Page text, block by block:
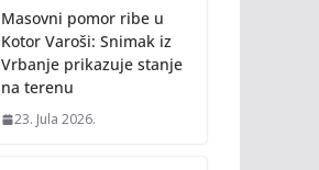
Masovni pomor ribe u
Kotor Varoši: Snimak iz
Vrbanje prikazuje stanje
na terenu
23. Jula 2026.